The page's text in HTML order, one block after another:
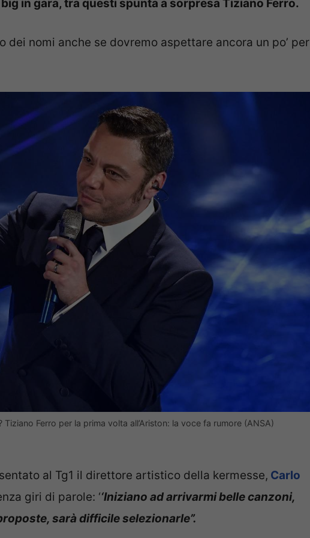
in gara, tra questi spunta a sorpresa Tiziano Ferro.
dei nomi anche se dovremo aspettare ancora un po’ per
Ferro per la prima volta all’Ariston: la voce fa rumore (ANSA)
al Tg1 il direttore artistico della kermesse, Carlo
giri di parole: ‘‘Iniziano ad arrivarmi belle canzoni,
sarà difficile selezionarle”.